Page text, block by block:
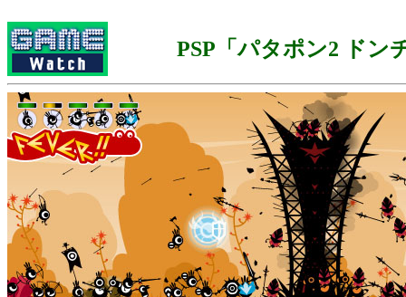
PSP「パタポン2 ドン